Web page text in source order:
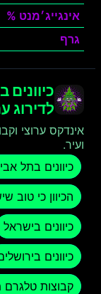
אינגייג׳מנט %
גרף
לדירוג
אינדקס ערוצי
ועיר.
כיוונים בתל
הכיוון כי טוב
כיוונים בישראל
כיוונים
קבוצות טלגרם